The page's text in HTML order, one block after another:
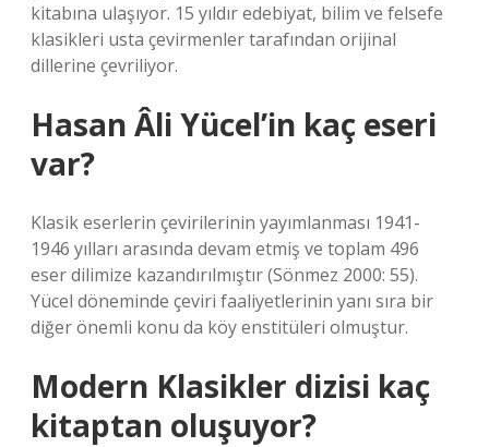
kitabına ulaşıyor. 15 yıldır edebiyat, bilim ve felsefe
klasikleri usta çevirmenler tarafından orijinal
dillerine çevriliyor.
Hasan Âli Yücel’in kaç eseri
var?
Klasik eserlerin çevirilerinin yayımlanması 1941-
1946 yılları arasında devam etmiş ve toplam 496
eser dilimize kazandırılmıştır (Sönmez 2000: 55).
Yücel döneminde çeviri faaliyetlerinin yanı sıra bir
diğer önemli konu da köy enstitüleri olmuştur.
Modern Klasikler dizisi kaç
kitaptan oluşuyor?